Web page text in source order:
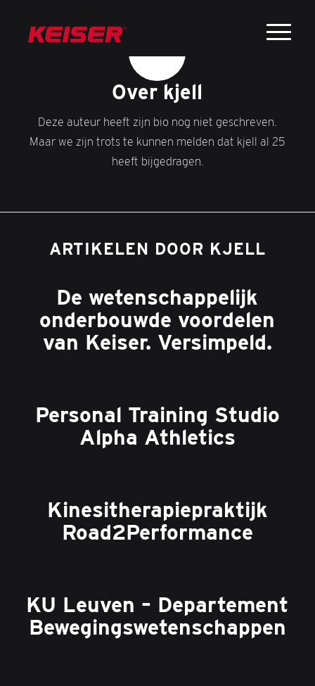
Over kjell
Deze auteur heeft zijn bio nog niet geschreven.
Maar we zijn trots te kunnen melden dat kjell al 25
heeft bijgedragen.
ARTIKELEN DOOR KJELL
De wetenschappelijk
onderbouwde voordelen
van Keiser. Versimpeld.
Personal Training Studio
Alpha Athletics
Kinesitherapiepraktijk
Road2Performance
KU Leuven – Departement
Bewegingswetenschappen